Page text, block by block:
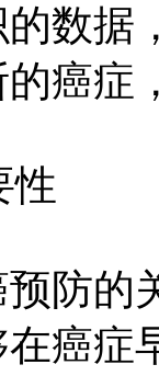
数据
癌症
性
防的
癌症